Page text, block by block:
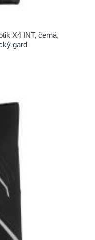
X4 INT, černá,
gard